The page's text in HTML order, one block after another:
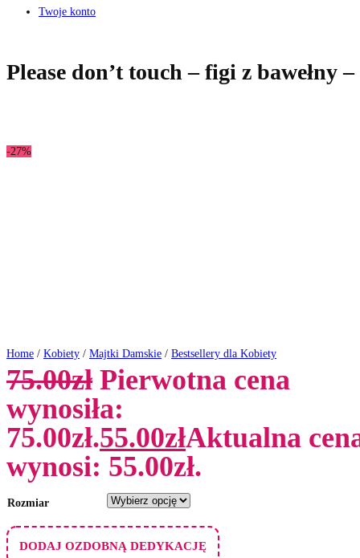
Twoje konto
Please don’t touch – figi z bawełny
-27%
Home / Kobiety / Majtki Damskie / Bestsellery dla Kobiety
75.00zł Pierwotna cena
wynosiła:
75.00zł.55.00złAktualna
wynosi: 55.00zł.
Rozmiar
DODAJ OZDOBNĄ DEDYKACJĘ